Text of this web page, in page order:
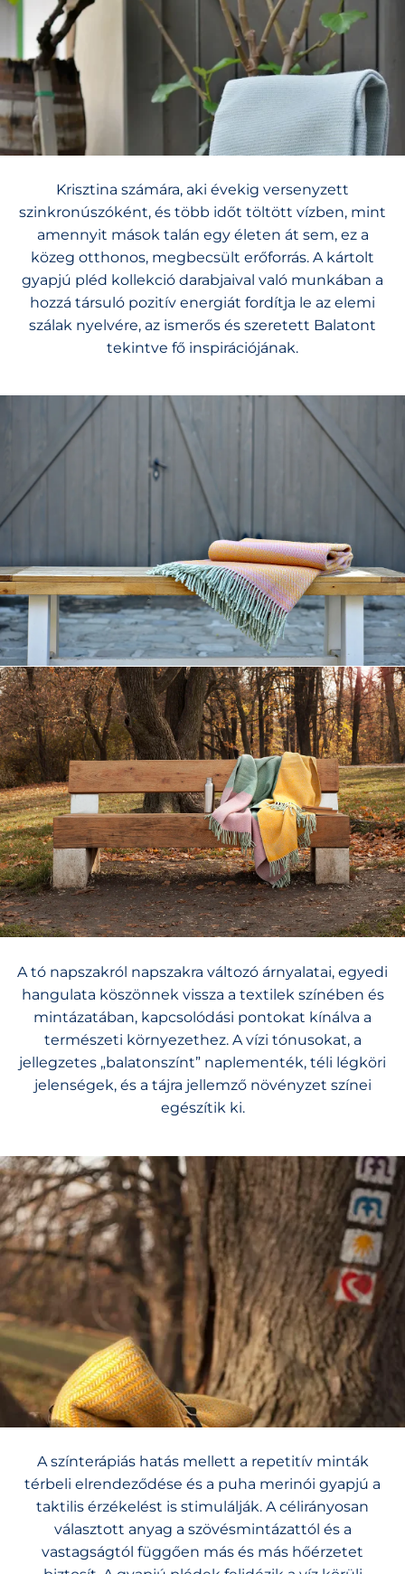
Krisztina számára, aki évekig versenyzett
szinkronúszóként, és több időt töltött vízben, mint
amennyit mások talán egy életen át sem, ez a
közeg otthonos, megbecsült erőforrás. A kártolt
gyapjú pléd kollekció darabjaival való munkában a
hozzá társuló pozitív energiát fordítja le az elemi
szálak nyelvére, az ismerős és szeretett Balatont
tekintve fő inspirációjának.
A tó napszakról napszakra változó árnyalatai, egyedi
hangulata köszönnek vissza a textilek színében és
mintázatában, kapcsolódási pontokat kínálva a
természeti környezethez. A vízi tónusokat, a
jellegzetes „balatonszínt” naplementék, téli légköri
jelenségek, és a tájra jellemző növényzet színei
egészítik ki.
A színterápiás hatás mellett a repetitív minták
térbeli elrendeződése és a puha merinói gyapjú a
taktilis érzékelést is stimulálják. A célirányosan
választott anyag a szövésmintázattól és a
vastagságtól függően más és más hőérzetet